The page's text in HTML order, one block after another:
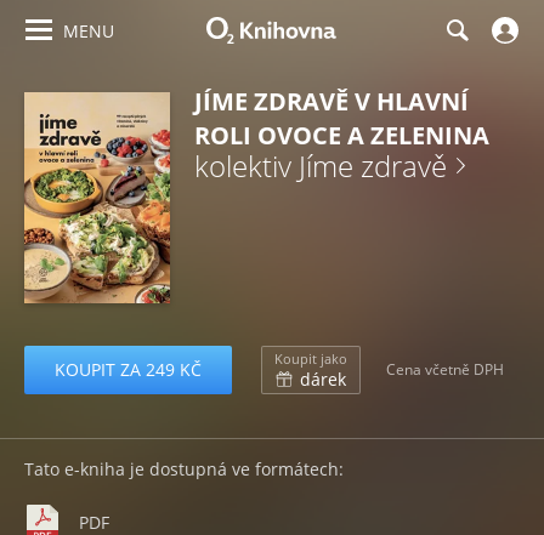
MENU
JÍME ZDRAVĚ V HLAVNÍ
ROLI OVOCE A ZELENINA
kolektiv Jíme zdravě
KOUPIT ZA 249 KČ Koupit jako
dárek Cena včetně DPH
Tato e-kniha je dostupná ve formátech:
PDF